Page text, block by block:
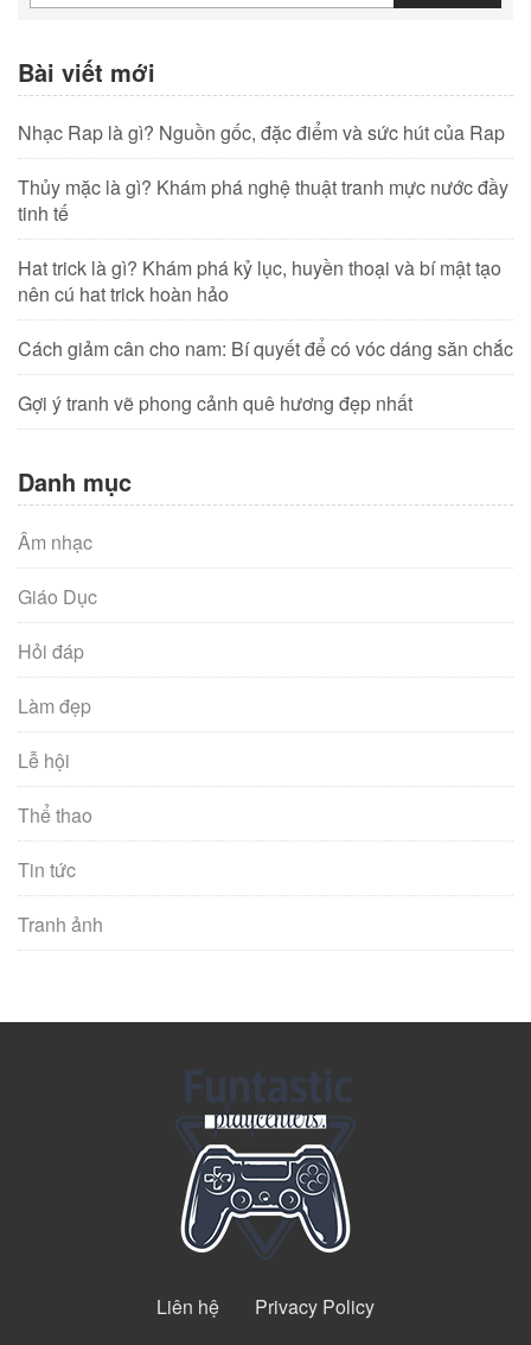
Bài viết mới
Nhạc Rap là gì? Nguồn gốc, đặc điểm và sức hút của Rap
Thủy mặc là gì? Khám phá nghệ thuật tranh mực nước đầy
tinh tế
Hat trick là gì? Khám phá kỷ lục, huyền thoại và bí mật tạo
nên cú hat trick hoàn hảo
Cách giảm cân cho nam: Bí quyết để có vóc dáng săn chắc
Gợi ý tranh vẽ phong cảnh quê hương đẹp nhất
Danh mục
Âm nhạc
Giáo Dục
Hỏi đáp
Làm đẹp
Lễ hội
Thể thao
Tin tức
Tranh ảnh
Liên hệ Privacy Policy